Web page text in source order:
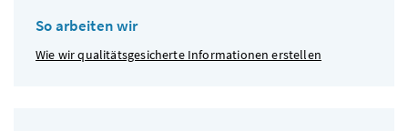
So arbeiten wir
Wie wir qualitätsgesicherte Informationen erstellen